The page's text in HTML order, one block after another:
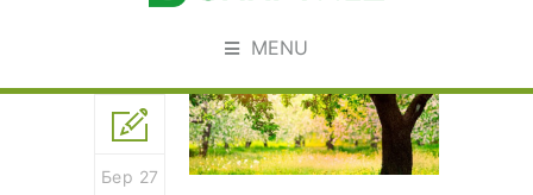
MENU
Бер 27